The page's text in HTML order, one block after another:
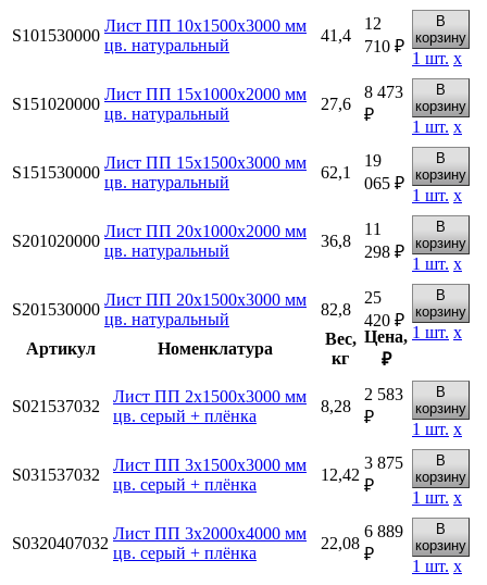
S101530000
Лист ПП 10х1500х3000 мм
цв. натуральный
41,4
12
710 ₽
В
корзину
1 шт. х
S151020000
Лист ПП 15х1000х2000 мм
цв. натуральный
27,6
8 473
₽
В
корзину
1 шт. х
S151530000
Лист ПП 15х1500х3000 мм
цв. натуральный
62,1
19
065 ₽
В
корзину
1 шт. х
S201020000
Лист ПП 20х1000х2000 мм
цв. натуральный
36,8
11
298 ₽
В
корзину
1 шт. х
S201530000
Лист ПП 20х1500х3000 мм
цв. натуральный
82,8
25
420 ₽
В
корзину
1 шт. х
Артикул
Номенклатура
Вес,
кг
Цена,
₽
S021537032
Лист ПП 2х1500х3000 мм
цв. серый + плёнка
8,28
2 583
₽
В
корзину
1 шт. х
S031537032
Лист ПП 3х1500х3000 мм
цв. серый + плёнка
12,42
3 875
₽
В
корзину
1 шт. х
S0320407032
Лист ПП 3х2000х4000 мм
цв. серый + плёнка
22,08
6 889
₽
В
корзину
1 шт. х